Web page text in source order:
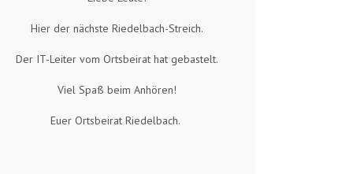
Hier der nächste Riedelbach-Streich.
Der IT-Leiter vom Ortsbeirat hat gebastelt.
Viel Spaß beim Anhören!
Euer Ortsbeirat Riedelbach.